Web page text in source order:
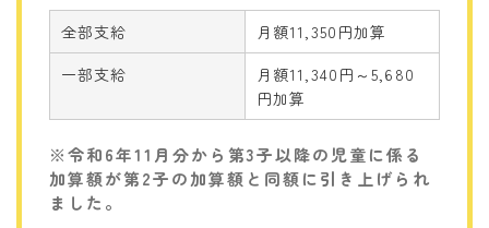
全部支給
月額11,350円加算
一部支給
月額11,340円～5,680
円加算
※令和6年11月分から第3子以降の児童に係る
加算額が第2子の加算額と同額に引き上げられ
ました。